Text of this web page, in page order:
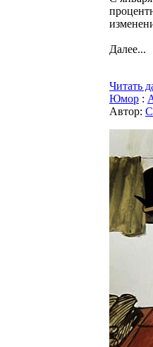
Далее...
Читать
Юмор :
Автор: